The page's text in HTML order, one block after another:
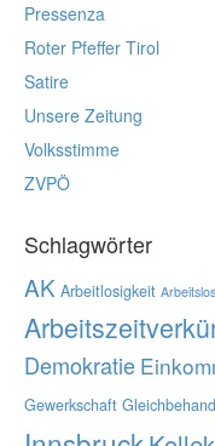
Pressenza
Roter Pfeffer Tirol
Satire
Unsere Zeitung
Volksstimme
ZVPÖ
Schlagwörter
AK Arbeitlosigkeit
Demokratie
Gewerkschaft